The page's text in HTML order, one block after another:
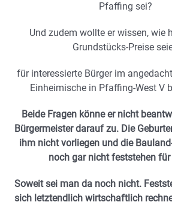
Pfaffing sei?
Und zudem wollte er wissen, wie
Grundstücks-Preise
für interessierte Bürger im
Einheimische in Pfaffing-West V
Beide Fragen könne er nicht
Bürgermeister darauf zu. Die
ihm nicht vorliegen und die
noch gar nicht feststehen für
Soweit sei man da noch nicht.
sich letztendlich wirtschaftlich